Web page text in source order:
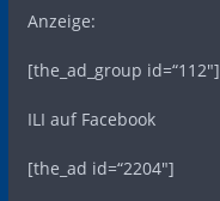
Anzeige:
[the_ad_group id=“112″]
ILI auf Facebook
[the_ad id=“2204″]